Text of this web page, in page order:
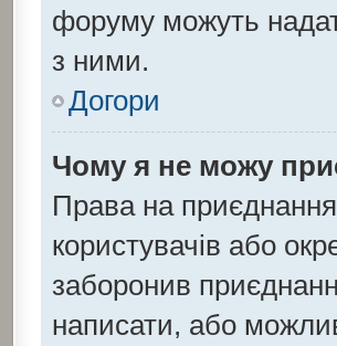
форуму можуть
з ними.
Догори
Чому я не можу
Права на
користувачів або
заборонив
написати, або